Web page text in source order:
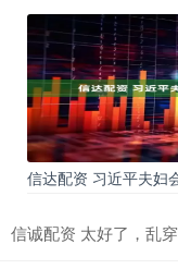
信达配资 习近平夫妇
信诚配资 太好了，乱